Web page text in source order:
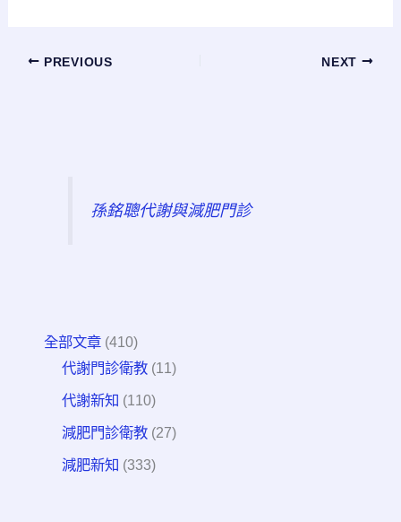
PREVIOUS NEXT
孫銘聰代謝與減肥門診
全部文章 (410)
代謝門診衛教 (11)
代謝新知 (110)
減肥門診衛教 (27)
減肥新知 (333)